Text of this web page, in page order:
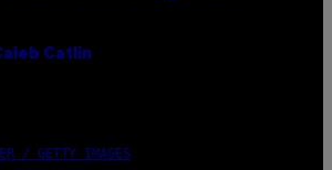
Catlin
/ GETTY IMAGES